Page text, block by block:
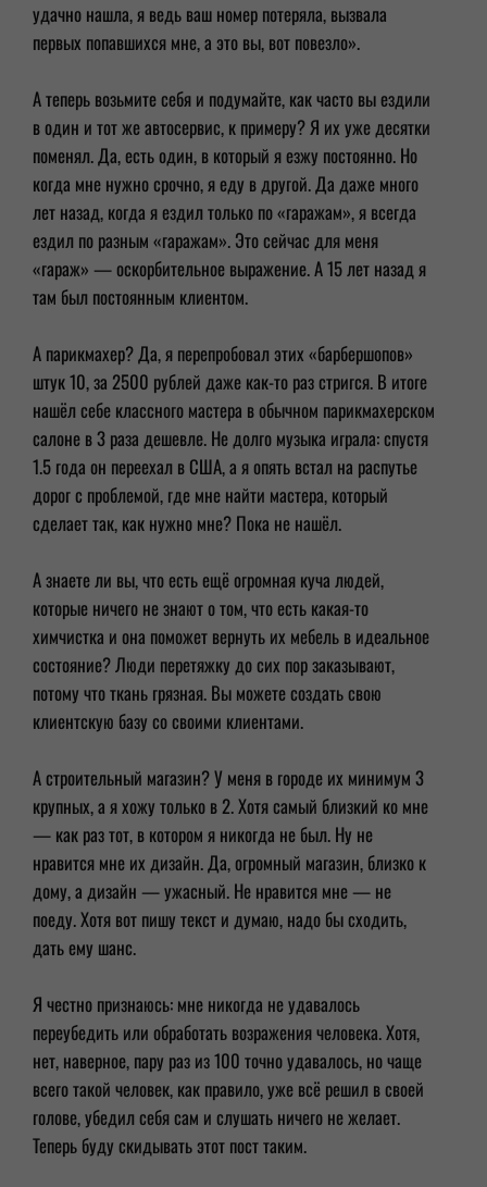
удачно нашла, я ведь ваш номер потеряла, вызвала
первых попавшихся мне, а это вы, вот повезло».
А теперь возьмите себя и подумайте, как часто вы ездили
в один и тот же автосервис, к примеру? Я их уже десятки
поменял. Да, есть один, в который я езжу постоянно. Но
когда мне нужно срочно, я еду в другой. Да даже много
лет назад, когда я ездил только по «гаражам», я всегда
ездил по разным «гаражам». Это сейчас для меня
«гараж» — оскорбительное выражение. А 15 лет назад я
там был постоянным клиентом.
А парикмахер? Да, я перепробовал этих «барбершопов»
штук 10, за 2500 рублей даже как-то раз стригся. В итоге
нашёл себе классного мастера в обычном парикмахерском
салоне в 3 раза дешевле. Не долго музыка играла: спустя
1.5 года он переехал в США, а я опять встал на распутье
дорог с проблемой, где мне найти мастера, который
сделает так, как нужно мне? Пока не нашёл.
А знаете ли вы, что есть ещё огромная куча людей,
которые ничего не знают о том, что есть какая-то
химчистка и она поможет вернуть их мебель в идеальное
состояние? Люди перетяжку до сих пор заказывают,
потому что ткань грязная. Вы можете создать свою
клиентскую базу со своими клиентами.
А строительный магазин? У меня в городе их минимум 3
крупных, а я хожу только в 2. Хотя самый близкий ко мне
— как раз тот, в котором я никогда не был. Ну не
нравится мне их дизайн. Да, огромный магазин, близко к
дому, а дизайн — ужасный. Не нравится мне — не
поеду. Хотя вот пишу текст и думаю, надо бы сходить,
дать ему шанс.
Я честно признаюсь: мне никогда не удавалось
переубедить или обработать возражения человека. Хотя,
нет, наверное, пару раз из 100 точно удавалось, но чаще
всего такой человек, как правило, уже всё решил в своей
голове, убедил себя сам и слушать ничего не желает.
Теперь буду скидывать этот пост таким.